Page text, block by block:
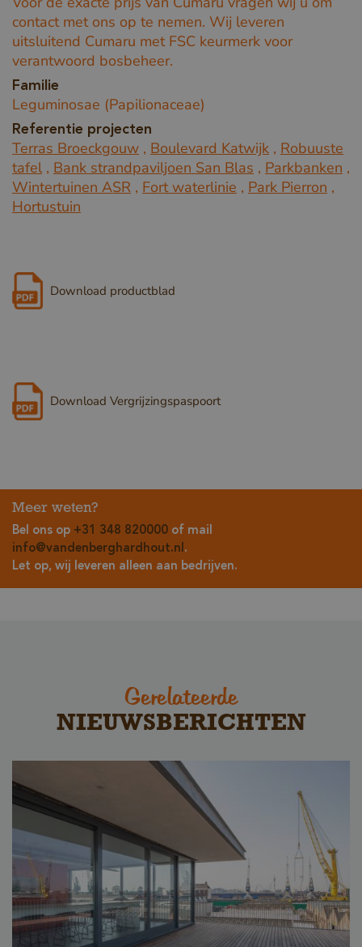
contact met ons op te nemen. Wij leveren
uitsluitend Cumaru met FSC keurmerk voor
verantwoord bosbeheer.
Familie
Leguminosae (Papilionaceae)
Referentie projecten
Terras Broeckgouw , Boulevard Katwijk , Robuuste
tafel , Bank strandpaviljoen San Blas , Parkbanken ,
Wintertuinen ASR , Fort waterlinie , Park Pierron ,
Hortustuin
Download productblad
Download Vergrijzingspaspoort
Meer weten?
Bel ons op +31 348 820000 of mail
info@vandenberghardhout.nl .
Let op, wij leveren alleen aan bedrijven.
Gerelateerde
NIEUWSBERICHTEN